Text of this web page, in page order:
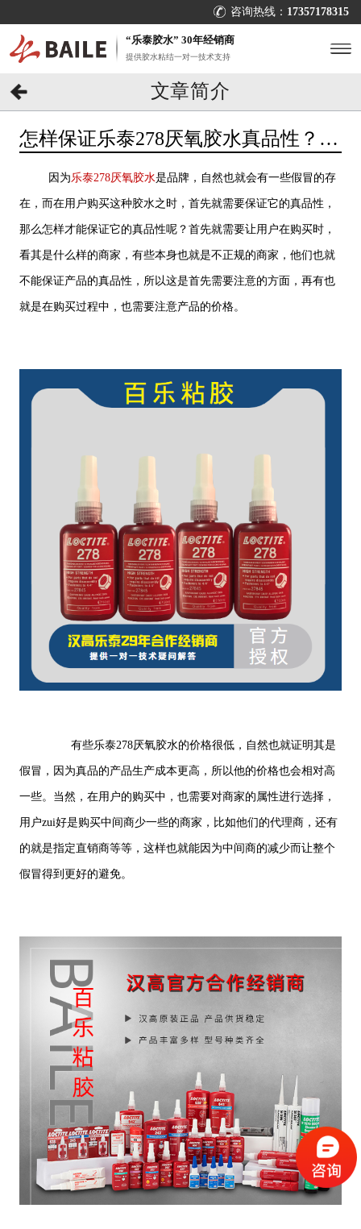
咨询热线： 17357178315
“乐泰胶水” 30年经销商
提供胶水粘结一对一技术支持
文章简介
怎样保证乐泰278厌氧胶水真品性？怎
因为乐泰278厌氧胶水是品牌，自然也就会有一些假冒的存
在，而在用户购买这种胶水之时，首先就需要保证它的真品性，
那么怎样才能保证它的真品性呢？首先就需要让用户在购买时，
看其是什么样的商家，有些本身也就是不正规的商家，他们也就
不能保证产品的真品性，所以这是首先需要注意的方面，再有也
就是在购买过程中，也需要注意产品的价格。
有些乐泰278厌氧胶水的价格很低，自然也就证明其是
假冒，因为真品的产品生产成本更高，所以他的价格也会相对高
一些。当然，在用户的购买中，也需要对商家的属性进行选择，
用户zui好是购买中间商少一些的商家，比如他们的代理商，还有
的就是指定直销商等等，这样也就能因为中间商的减少而让整个
假冒得到更好的避免。